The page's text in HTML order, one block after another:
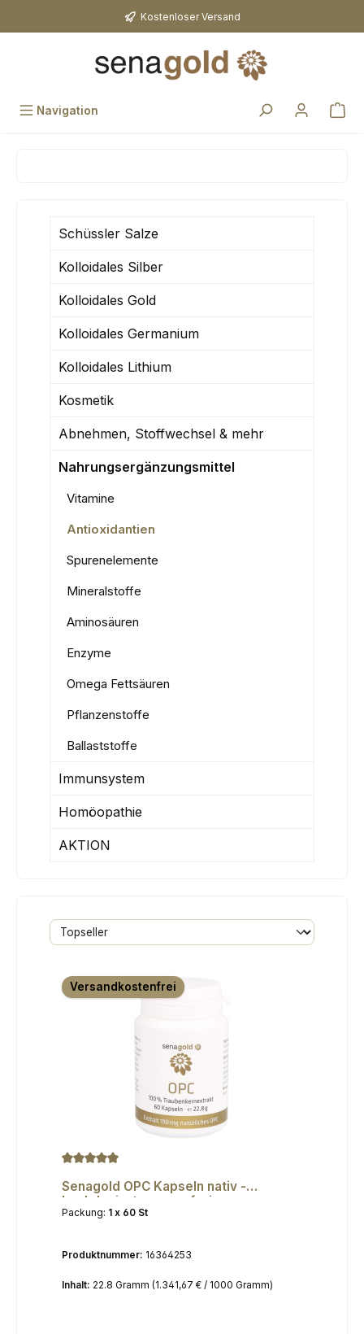
Zum Hauptinhalt springenKostenloser Versand
Navigation
Schüssler Salze
Kolloidales Silber
Kolloidales Gold
Kolloidales Germanium
Kolloidales Lithium
Kosmetik
Abnehmen, Stoffwechsel & mehr
Nahrungsergänzungsmittel
Vitamine
Antioxidantien
Spurenelemente
Mineralstoffe
Aminosäuren
Enzyme
Omega Fettsäuren
Pflanzenstoffe
Ballaststoffe
Immunsystem
Homöopathie
AKTION
Versandkostenfrei
Senagold OPC Kapseln nativ -
hochdosiert, vegan, frei von
Zusatzstoffen - 100% reiner
Packung: 1 x 60 St
Produktnummer: 16364253
Inhalt: 22.8 Gramm (1.341,67 € / 1000 Gramm)